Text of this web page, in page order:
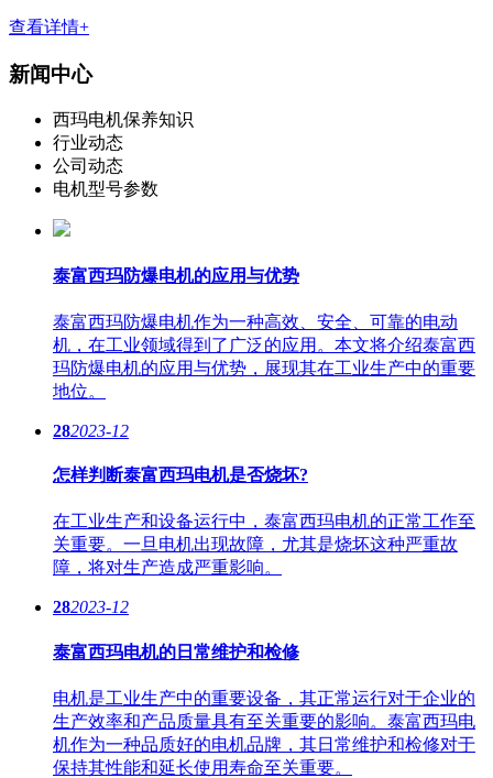
查看详情+
新闻中心
西玛电机保养知识
行业动态
公司动态
电机型号参数
泰富西玛防爆电机的应用与优势
泰富西玛防爆电机作为一种高效、安全、可靠的电动
机，在工业领域得到了广泛的应用。本文将介绍泰富西
玛防爆电机的应用与优势，展现其在工业生产中的重要
地位。
282023-12
怎样判断泰富西玛电机是否烧坏?
在工业生产和设备运行中，泰富西玛电机的正常工作至
关重要。一旦电机出现故障，尤其是烧坏这种严重故
障，将对生产造成严重影响。
282023-12
泰富西玛电机的日常维护和检修
电机是工业生产中的重要设备，其正常运行对于企业的
生产效率和产品质量具有至关重要的影响。泰富西玛电
机作为一种品质好的电机品牌，其日常维护和检修对于
保持其性能和延长使用寿命至关重要。